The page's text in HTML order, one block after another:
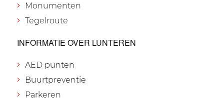
Monumenten
Tegelroute
INFORMATIE OVER LUNTEREN
AED punten
Buurtpreventie
Parkeren